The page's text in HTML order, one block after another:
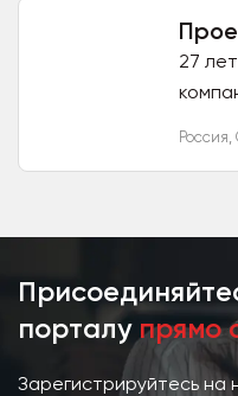
27
Россия,
порталу прямо
Зарегистрируйтесь